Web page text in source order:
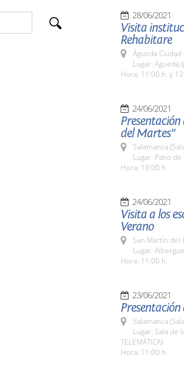
28/06/2021
Visita
Rehabitare
Águeda
Lugar: Águeda
Hora: 11:00 h. y
24/06/2021
Presentación
del Martes"
Salamanca
Lugar: Patio de
Hora: 19:00 h.
24/06/2021
Visita a los
Verano
San Martín del
Lugar:
Hora: 11:00 h.
23/06/2021
Salamanca
Lugar: Sala de
TELEMÁTICA)
Hora: 11:00 h.